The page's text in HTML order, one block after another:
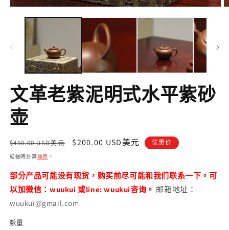
窗
多
媒
體
檔
案
文革老紫泥明式水平紫砂
壶
定
價
$450.00 USD美元
售
$200.00 USD美元 优惠价
結帳時計算運費 。
部分产品可能没有现货，购买前尽可能和我们联系一下。可
以加微信：wuukui 或line: wuukui咨询。 邮箱地址：
wuukui@gmail.com
數
數量